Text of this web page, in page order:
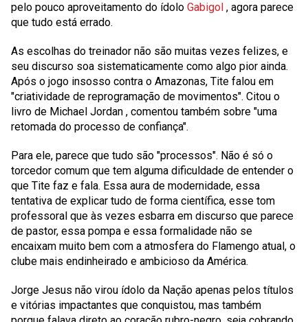
pelo pouco aproveitamento do ídolo Gabigol , agora parece
que tudo está errado.
As escolhas do treinador não são muitas vezes felizes, e
seu discurso soa sistematicamente como algo pior ainda.
Após o jogo insosso contra o Amazonas, Tite falou em
"criatividade de reprogramação de movimentos". Citou o
livro de Michael Jordan , comentou também sobre "uma
retomada do processo de confiança".
Para ele, parece que tudo são "processos". Não é só o
torcedor comum que tem alguma dificuldade de entender o
que Tite faz e fala. Essa aura de modernidade, essa
tentativa de explicar tudo de forma científica, esse tom
professoral que às vezes esbarra em discurso que parece
de pastor, essa pompa e essa formalidade não se
encaixam muito bem com a atmosfera do Flamengo atual, o
clube mais endinheirado e ambicioso da América.
Jorge Jesus não virou ídolo da Nação apenas pelos títulos
e vitórias impactantes que conquistou, mas também